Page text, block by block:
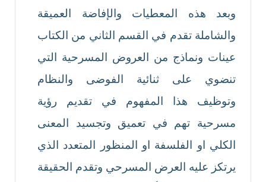
وبعد هذه المعطيات والإفاضة العميقة
والشاملة تقدم في القسم الثاني من الكتاب
عينات ونماذج من العروض المسرحية التي
تنضوي على ثنائية الفوضى والنظام
وتوظيف هذا المفهوم في تقديم رؤية
مسرحية تهم في تعميق وتجسيد المعنى
الكلي او الفلسفة او المنظور المتعدد الذي
يرتكز عليه العرض المسرحي وتقدم الحقيقة